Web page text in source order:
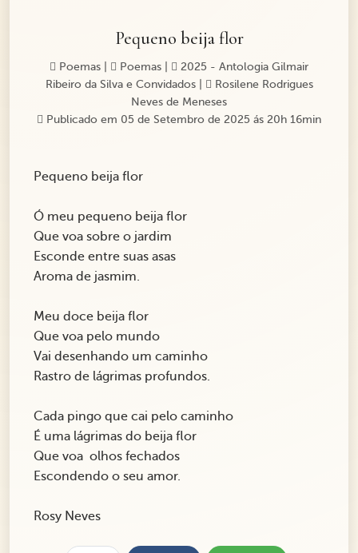
Pequeno beija flor
Poemas Poemas
2025 - Antologia Gilmair
Ribeiro da Silva e Convidados|
Rosilene Rodrigues
Neves de Meneses
Publicado em 05 de Setembro de 2025 ás 20h 16min
Pequeno beija flor
Ó meu pequeno beija flor
Que voa sobre o jardim
Esconde entre suas asas
Aroma de jasmim.
Meu doce beija flor
Que voa pelo mundo
Vai desenhando um caminho
Rastro de lágrimas profundos.
Cada pingo que cai pelo caminho
É uma lágrimas do beija flor
Que voa olhos fechados
Escondendo o seu amor.
Rosy Neves